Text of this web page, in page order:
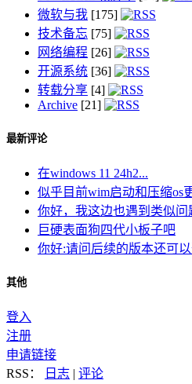
微软与我 [175]
技术备忘 [75]
网络编程 [26]
开源系统 [36]
转载分享 [4]
Archive [21]
最新评论
在windows 11 24h2...
似乎目前wim启动和压缩os
你好，我这边也遇到类似问
巨硬表面狗四代小板子吧
你好:请问后续的版本还可
其他
登入
注册
申请链接
RSS：
日志 | 评论